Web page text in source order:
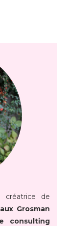
créatrice de
Grosman
consulting